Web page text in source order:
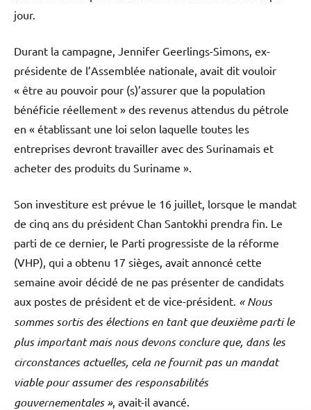
jour.
Durant la campagne, Jennifer Geerlings-Simons, ex-
présidente de l’Assemblée nationale, avait dit vouloir
« être au pouvoir pour (s)’assurer que la population
bénéficie réellement » des revenus attendus du pétrole
en « établissant une loi selon laquelle toutes les
entreprises devront travailler avec des Surinamais et
acheter des produits du Suriname ».
Son investiture est prévue le 16 juillet, lorsque le mandat
de cinq ans du président Chan Santokhi prendra fin. Le
parti de ce dernier, le Parti progressiste de la réforme
(VHP), qui a obtenu 17 sièges, avait annoncé cette
semaine avoir décidé de ne pas présenter de candidats
aux postes de président et de vice-président. « Nous
sommes sortis des élections en tant que deuxième parti le
plus important mais nous devons conclure que, dans les
circonstances actuelles, cela ne fournit pas un mandat
viable pour assumer des responsabilités
gouvernementales », avait-il avancé.